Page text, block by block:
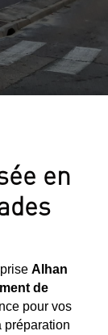
en
Alhan
de
pour vos
préparation